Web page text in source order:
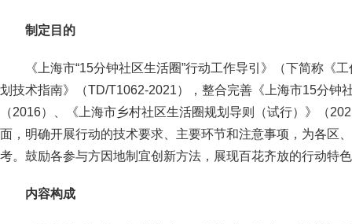
制定目的
《上海市“15分钟社区生活圈”行动工作导引》（下简称《
划技术指南》（TD/T1062-2021），整合完善《上海市15分钟
（2016）、《上海市乡村社区生活圈规划导则（试行）》（
面，明确开展行动的技术要求、主要环节和注意事项，为各区
考。鼓励各参与方因地制宜创新方法，展现百花齐放的行动特
内容构成